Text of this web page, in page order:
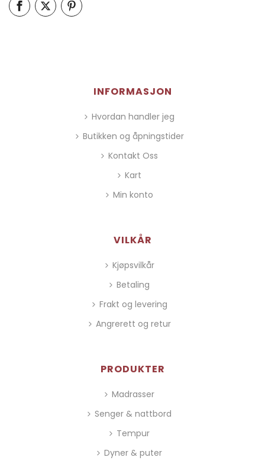
INFORMASJON
Hvordan handler jeg
Butikken og åpningstider
Kontakt Oss
Kart
Min konto
VILKÅR
Kjøpsvilkår
Betaling
Frakt og levering
Angrerett og retur
PRODUKTER
Madrasser
Senger & nattbord
Tempur
Dyner & puter